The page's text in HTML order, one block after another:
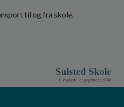
til og fra skole.